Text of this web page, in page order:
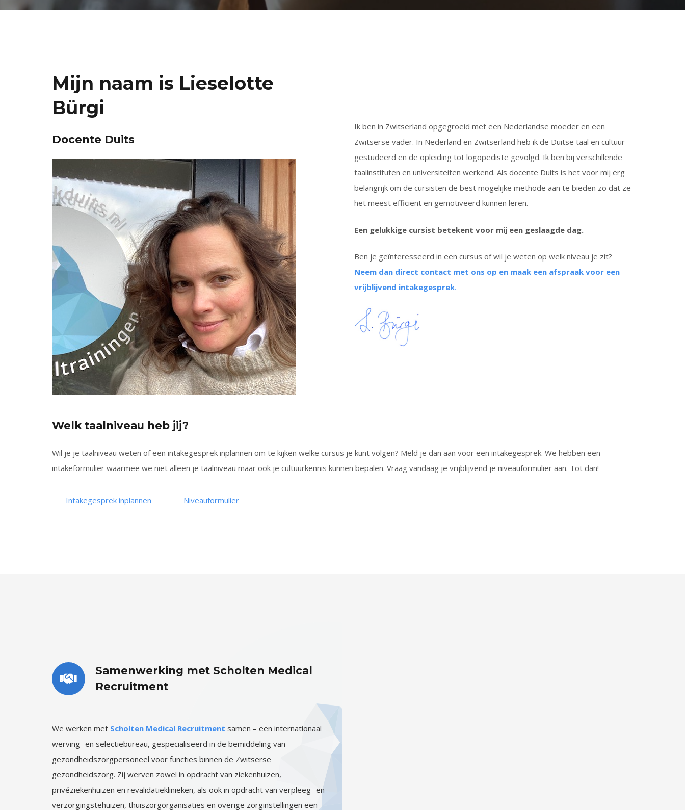
Mijn naam is Lieselotte
Bürgi
Docente Duits
Ik ben in Zwitserland opgegroeid met een Nederlandse moeder en een
Zwitserse vader. In Nederland en Zwitserland heb ik de Duitse taal en cultuur
gestudeerd en de opleiding tot logopediste gevolgd. Ik ben bij verschillende
taalinstituten en universiteiten werkend. Als docente Duits is het voor mij erg
belangrijk om de cursisten de best mogelijke methode aan te bieden zo dat ze
het meest efficiënt en gemotiveerd kunnen leren.
Een gelukkige cursist betekent voor mij een geslaagde dag.
Ben je geïnteresseerd in een cursus of wil je weten op welk niveau je zit?
Neem dan direct contact met ons op en maak een afspraak voor een
vrijblijvend intakegesprek.
Welk taalniveau heb jij?
Wil je je taalniveau weten of een intakegesprek inplannen om te kijken welke cursus je kunt volgen? Meld je dan aan voor een intakegesprek. We hebben een
intakeformulier waarmee we niet alleen je taalniveau maar ook je cultuurkennis kunnen bepalen. Vraag vandaag je vrijblijvend je niveauformulier aan. Tot dan!
Intakegesprek inplannen Niveauformulier
Samenwerking met Scholten Medical
Recruitment
We werken met Scholten Medical Recruitment samen – een internationaal
werving- en selectiebureau, gespecialiseerd in de bemiddeling van
gezondheidszorgpersoneel voor functies binnen de Zwitserse
gezondheidszorg. Zij werven zowel in opdracht van ziekenhuizen,
privéziekenhuizen en revalidatieklinieken, als ook in opdracht van verpleeg- en
verzorgingstehuizen, thuiszorgorganisaties en overige zorginstellingen een